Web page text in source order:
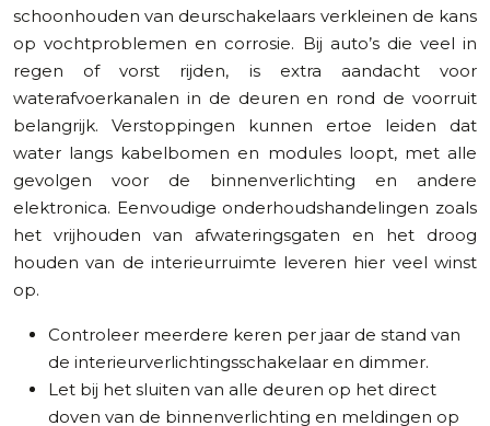
schoonhouden van deurschakelaars verkleinen de kans
op vochtproblemen en corrosie. Bij auto’s die veel in
regen of vorst rijden, is extra aandacht voor
waterafvoerkanalen in de deuren en rond de voorruit
belangrijk. Verstoppingen kunnen ertoe leiden dat
water langs kabelbomen en modules loopt, met alle
gevolgen voor de binnenverlichting en andere
elektronica. Eenvoudige onderhoudshandelingen zoals
het vrijhouden van afwateringsgaten en het droog
houden van de interieurruimte leveren hier veel winst
op.
Controleer meerdere keren per jaar de stand van
de interieurverlichtingsschakelaar en dimmer.
Let bij het sluiten van alle deuren op het direct
doven van de binnenverlichting en meldingen op